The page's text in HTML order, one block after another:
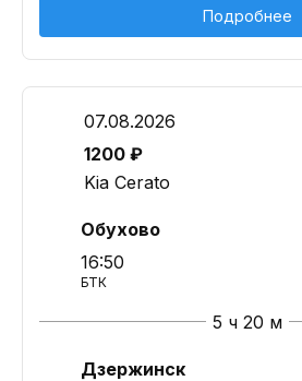
Подробнее
07.08.2026
1200 ₽
Kia Cerato
Обухово
16:50
БТК
5 ч 20 м
Дзержинск